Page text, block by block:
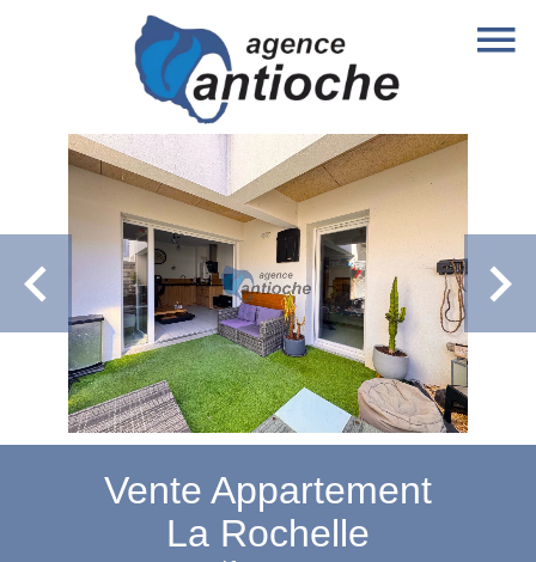
Vente Appartement
La Rochelle